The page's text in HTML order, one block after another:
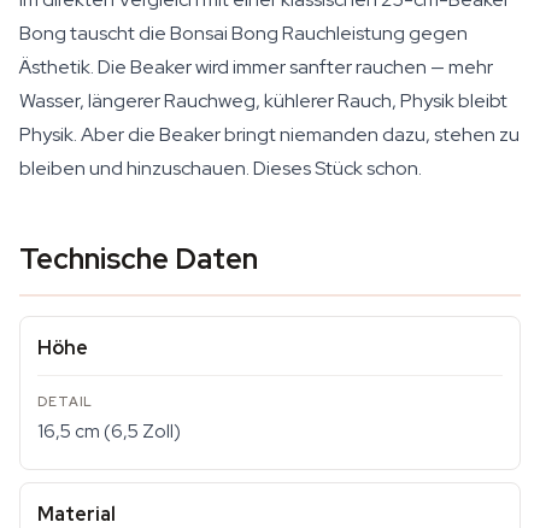
Bong tauscht die Bonsai Bong Rauchleistung gegen
Ästhetik. Die Beaker wird immer sanfter rauchen — mehr
Wasser, längerer Rauchweg, kühlerer Rauch, Physik bleibt
Physik. Aber die Beaker bringt niemanden dazu, stehen zu
bleiben und hinzuschauen. Dieses Stück schon.
Technische Daten
Höhe
16,5 cm (6,5 Zoll)
Material